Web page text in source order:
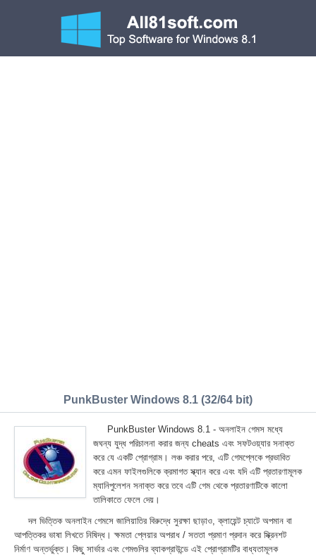
PunkBuster Windows 8.1 (32/64 bit)
PunkBuster Windows 8.1 - অনলাইন গেমস মধ্যে
জঘন্য যুদ্ধ পরিচালনা করার জন্য cheats এবং সফটওয়্যার সনাক্ত
করে যে একটি প্রোগ্রাম। লঞ্চ করার পরে, এটি গেমপ্লেকে প্রভাবিত
করে এমন ফাইলগুলিকে ক্রমাগত স্ক্যান করে এবং যদি এটি প্রতারণামূলক
ম্যানিপুলেশন সনাক্ত করে তবে এটি গেম থেকে প্রতারণাটিকে কালো
তালিকাতে ফেলে দেয়।
দল ভিত্তিক অনলাইন গেমসে জালিয়াতির বিরুদ্ধে সুরক্ষা ছাড়াও, ক্লায়েন্ট চ্যাটে অপমান বা
আপত্তিকর ভাষা লিখতে নিষিদ্ধ। ক্ষমতা প্লেয়ার অপরাধ / সততা প্রমাণ প্রদান করে স্ক্রিনশট
নির্মাণ অন্তর্ভুক্ত। কিছু সার্ভার এবং গেমগুলির ব্যাকগ্রাউন্ডে এই প্রোগ্রামটির বাধ্যতামূলক